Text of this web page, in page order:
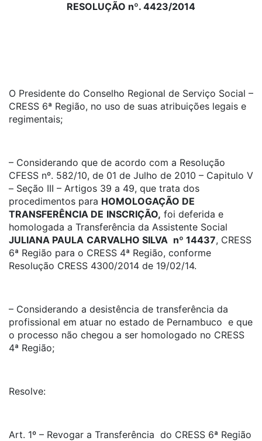
RESOLUÇÃO nº. 4423/2014
O Presidente do Conselho Regional de Serviço Social –
CRESS 6ª Região, no uso de suas atribuições legais e
regimentais;
– Considerando que de acordo com a Resolução
CFESS nº. 582/10, de 01 de Julho de 2010 – Capitulo V
– Seção III – Artigos 39 a 49, que trata dos
procedimentos para HOMOLOGAÇÃO DE
TRANSFERÊNCIA DE INSCRIÇÃO, foi deferida e
homologada a Transferência da Assistente Social
JULIANA PAULA CARVALHO SILVA nº 14437, CRESS
6ª Região para o CRESS 4ª Região, conforme
Resolução CRESS 4300/2014 de 19/02/14.
– Considerando a desistência de transferência da
profissional em atuar no estado de Pernambuco e que
o processo não chegou a ser homologado no CRESS
4ª Região;
Resolve:
Art. 1º – Revogar a Transferência do CRESS 6ª Região